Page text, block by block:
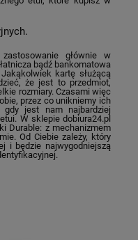
głównie w
bądź bankomatowa
kartę służącą
że jest to przedmiot,
rozmiary. Czasami więc
przez co unikniemy ich
gdy jest nam najbardziej
W sklepie dobiura24.pl
Durable: z mechanizmem
Od Ciebie zależy, który
i będzie najwygodniejszą